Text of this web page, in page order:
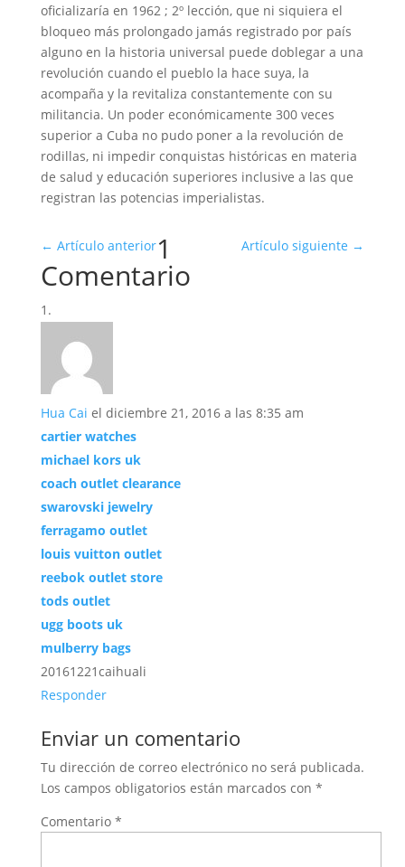
oficializaría en 1962 ; 2º lección, que ni siquiera el
bloqueo más prolongado jamás registrado por país
alguno en la historia universal puede doblegar a una
revolución cuando el pueblo la hace suya, la
acompaña y la revitaliza constantemente con su
militancia. Un poder económicamente 300 veces
superior a Cuba no pudo poner a la revolución de
rodillas, ni impedir conquistas históricas en materia
de salud y educación superiores inclusive a las que
registran las potencias imperialistas.
← Artículo anterior Artículo siguiente →
1
Comentario
Hua Cai el diciembre 21, 2016 a las 8:35 am
cartier watches
michael kors uk
coach outlet clearance
swarovski jewelry
ferragamo outlet
louis vuitton outlet
reebok outlet store
tods outlet
ugg boots uk
mulberry bags
20161221caihuali
Responder
Enviar un comentario
Tu dirección de correo electrónico no será publicada.
Los campos obligatorios están marcados con *
Comentario *